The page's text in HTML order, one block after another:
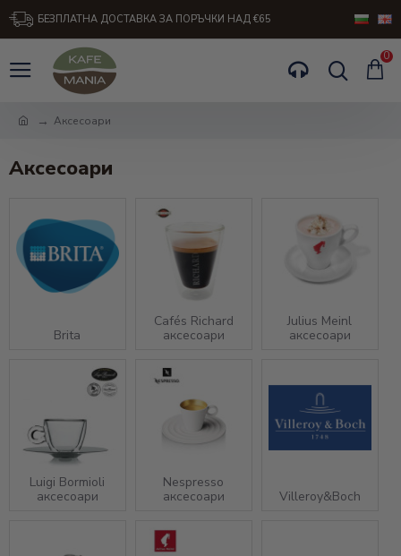
БЕЗПЛАТНА ДОСТАВКА ЗА ПОРЪЧКИ НАД €65
0
Аксесоари
Аксесоари
Brita
Cafés Richard
аксесоари
Julius Meinl
аксесоари
Luigi Bormioli
аксесоари
Nespresso
аксесоари
Villeroy&Boch